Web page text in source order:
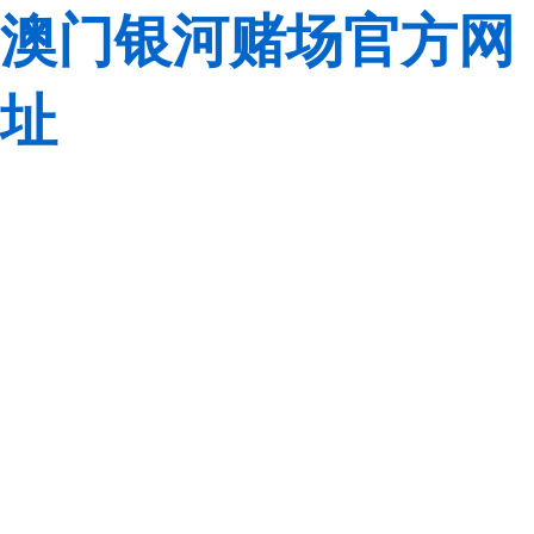
澳门银河赌场官方网
址